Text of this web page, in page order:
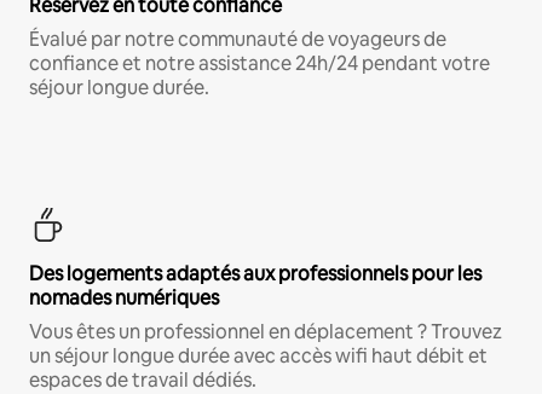
Évalué par notre communauté de voyageurs de
confiance et notre assistance 24h/24 pendant votre
séjour longue durée.
Des logements adaptés aux professionnels pour les
nomades numériques
Vous êtes un professionnel en déplacement ? Trouvez
un séjour longue durée avec accès wifi haut débit et
espaces de travail dédiés.